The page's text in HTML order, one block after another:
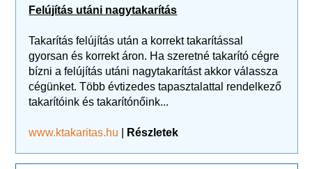
Felújítás utáni nagytakarítás
Takarítás felújítás után a korrekt takarítással
gyorsan és korrekt áron. Ha szeretné takarító cégre
bízni a felújítás utáni nagytakarítást akkor válassza
cégünket. Több évtizedes tapasztalattal rendelkező
takarítóink és takarítónőink...
www.ktakaritas.hu Részletek